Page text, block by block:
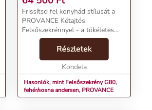
Frissítsd fel konyhád stílusát a
PROVANCE Kétajtós
Felsőszekrénnyel - a tökéletes
kombináció a design és
funkcionalitás
terén.Termékjellemzők:Név:
Felsőszekrény G80, fehér/sosna
Részletek
Kondela
Hasonlók, mint Felsőszekrény G80,
fehér/sosna andersen, PROVANCE